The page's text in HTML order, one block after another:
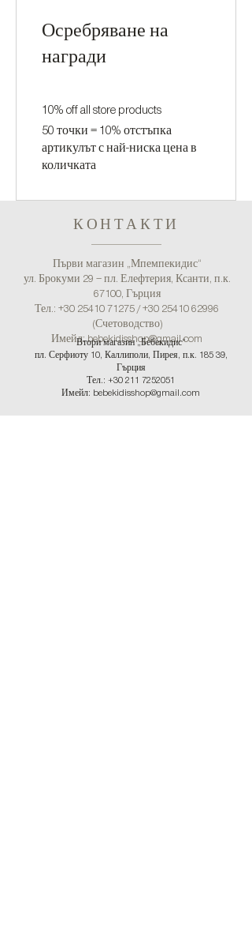
Осребряване на
награди
10% off all store products
50 точки = 10% отстъпка
артикулът с най-ниска цена в
количката
КОНТАКТИ
Първи магазин „Мпемпекидис“
ул. Брокуми 29 – пл. Елефтерия, Ксанти, п.к.
67100, Гърция
Тел.: +30 25410 71275 /+30 25410 62996
(Счетоводство)
Имейл:bebekidisshop@gmail.com
Втори магазин „Бебекидис“
пл. Серфиоту 10, Каллиполи, Пирея, п.к. 185 39,
Гърция
Тел.: +30 211 7252051
Имейл: bebekidisshop@gmail.com